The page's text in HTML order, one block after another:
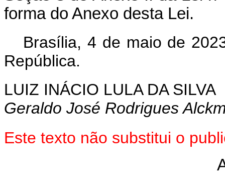
forma do Anexo desta Lei.
Brasília, 4 de maio de
República.
LUIZ INÁCIO LULA DA SILVA
Geraldo José Rodrigues
Este texto não substitui o